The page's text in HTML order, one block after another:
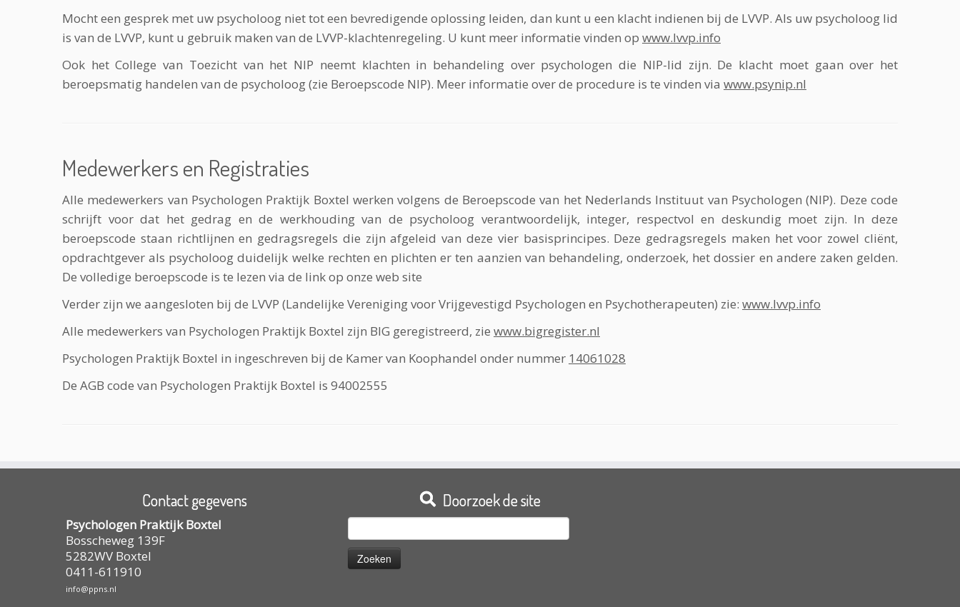
Mocht een gesprek met uw psycholoog niet tot een bevredigende oplossing leiden, dan kunt u een klacht indienen bij de LVVP. Als uw psycholoog lid
is van de LVVP, kunt u gebruik maken van de LVVP-klachtenregeling. U kunt meer informatie vinden op www.lvvp.info
Ook het College van Toezicht van het NIP neemt klachten in behandeling over psychologen die NIP-lid zijn. De klacht moet gaan over het
beroepsmatig handelen van de psycholoog (zie Beroepscode NIP). Meer informatie over de procedure is te vinden via www.psynip.nl
Medewerkers en Registraties
Alle medewerkers van Psychologen Praktijk Boxtel werken volgens de Beroepscode van het Nederlands Instituut van Psychologen (NIP). Deze code
schrijft voor dat het gedrag en de werkhouding van de psycholoog verantwoordelijk, integer, respectvol en deskundig moet zijn. In deze
beroepscode staan richtlijnen en gedragsregels die zijn afgeleid van deze vier basisprincipes. Deze gedragsregels maken het voor zowel cliënt,
opdrachtgever als psycholoog duidelijk welke rechten en plichten er ten aanzien van behandeling, onderzoek, het dossier en andere zaken gelden.
De volledige beroepscode is te lezen via de link op onze web site
Verder zijn we aangesloten bij de LVVP (Landelijke Vereniging voor Vrijgevestigd Psychologen en Psychotherapeuten) zie: www.lvvp.info
Alle medewerkers van Psychologen Praktijk Boxtel zijn BIG geregistreerd, zie www.bigregister.nl
Psychologen Praktijk Boxtel in ingeschreven bij de Kamer van Koophandel onder nummer 14061028
De AGB code van Psychologen Praktijk Boxtel is 94002555
Contact gegevens
Psychologen Praktijk Boxtel
Bosscheweg 139F
5282WV Boxtel
0411-611910
info@ppns.nl
Doorzoek de site
Zoeken
naar: